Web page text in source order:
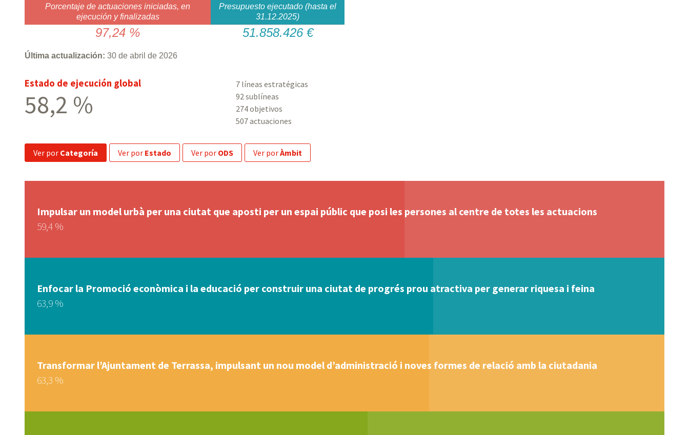
Porcentaje de actuaciones iniciadas, en
ejecución y finalizadas
Presupuesto ejecutado (hasta el
31.12.2025)
97,24 % 51.858.426 €
Última actualización: 30 de abril de 2026
Estado de ejecución global
58,2 %
7 líneas estratégicas
92 sublíneas
274 objetivos
507 actuaciones
ver por Categoría ver por Estado ver por ODS ver porÀmbit
Impulsar un model urbà per una ciutat que aposti per un espai públic que posi les persones al centre de totes les actuacions
59,4 %
Enfocar la Promoció econòmica i la educació per construir una ciutat de progrés prou atractiva per generar riquesa i feina
63,9 %
Transformar l’Ajuntament de Terrassa, impulsant un nou model d’administració i noves formes de relació amb la ciutadania
63,3 %